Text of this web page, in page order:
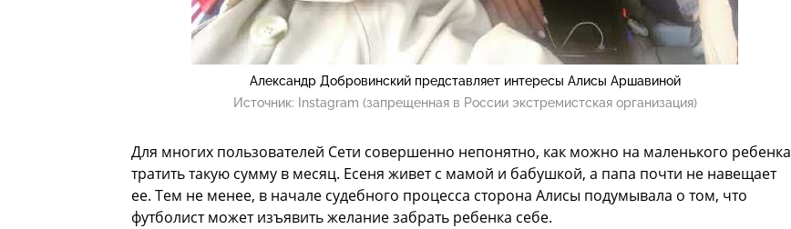
Александр Добровинский представляет интересы Алисы Аршавиной
Источник:
Instagram (запрещенная в России экстремистская организация)
Для многих пользователей Сети совершенно непонятно, как можно на маленького ребенка
тратить такую сумму в месяц. Есеня живет с мамой и бабушкой, а папа почти не навещает
ее. Тем не менее, в начале судебного процесса сторона Алисы подумывала о том, что
футболист может изъявить желание забрать ребенка себе.